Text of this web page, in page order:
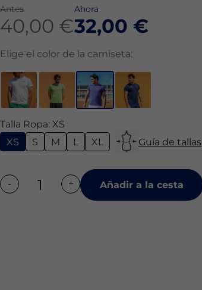
Antes
40,00 €
Ahora
32,00 €
Elige el color de la camiseta:
Talla Ropa: XS
XS
S M L XL Guía de tallas
Añadir a la cesta